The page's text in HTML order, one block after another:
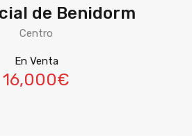
de Benidorm
Centro
En Venta
16,000€